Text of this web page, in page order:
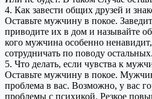
4. Как завести общих друзей и
Оставьте мужчину в покое.
приводите их в дом и называйте
кого мужчина особенно
сотрудничать по поводу остальных.
5. Что делать, если чувства к
Оставьте мужчину в покое.
проблема в вас. Возможно, у вас
проблемы с психикой. Резкое